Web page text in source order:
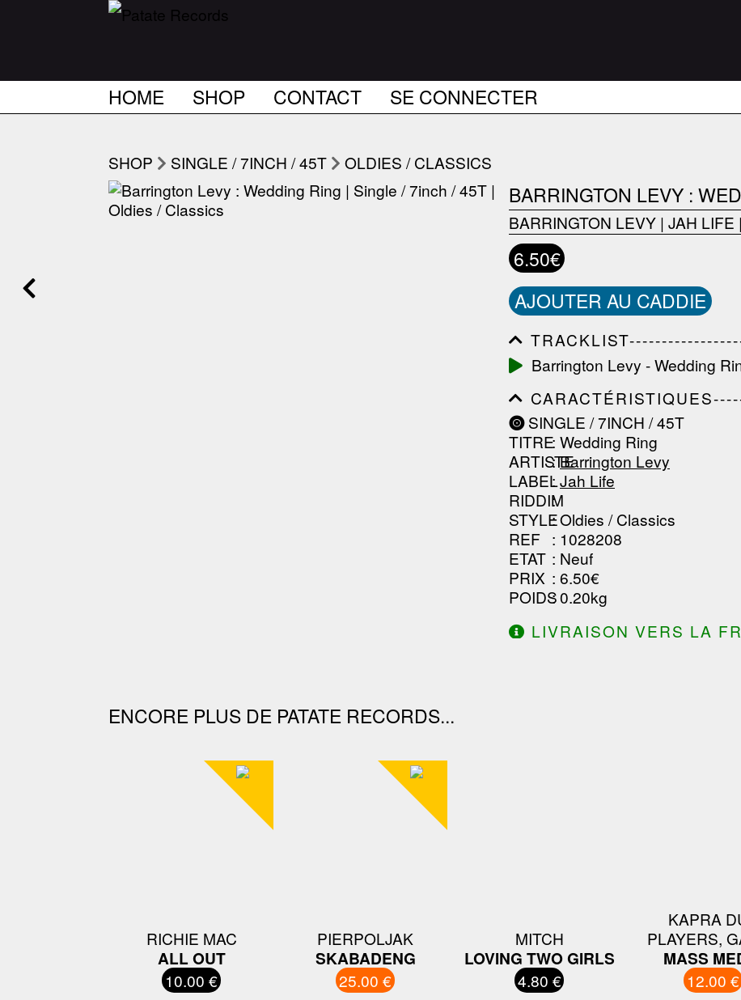
HOME SHOP CONTACT SE CONNECTER
SHOP SINGLE / 7INCH / 45T OLDIES / CLASSICS
BARRINGTON LEVY :
BARRINGTON LEVY | JAH LIFE |
6.50€
AJOUTER AU CADDIE
-----------------
Barrington Levy - Wedding
------------------------------
SINGLE / 7INCH / 45T
TITRE: Wedding Ring
ARTISTE
:Barrington Levy
LABEL
:Jah Life
RIDDIM
:
STYLE: Oldies / Classics
REF : 1028208
ETAT : Neuf
PRIX : 6.50€
POIDS: 0.20kg
LIVRAISON VERS LA
ENCORE PLUS DE PATATE RECORDS...
RICHIE MAC
ALL OUT
10.00 €
PIERPOLJAK
SKABADENG
25.00 €
MITCH
LOVING TWO GIRLS
4.80 €
KAPRA
PLAYERS,
MASS
12.00 €